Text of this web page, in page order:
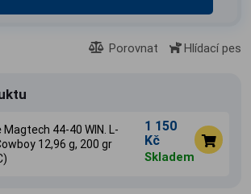
Porovnat Hlídací pes
Magtech 44-40 WIN. L-
12,96 g, 200 gr
1 150
Kč
Skladem